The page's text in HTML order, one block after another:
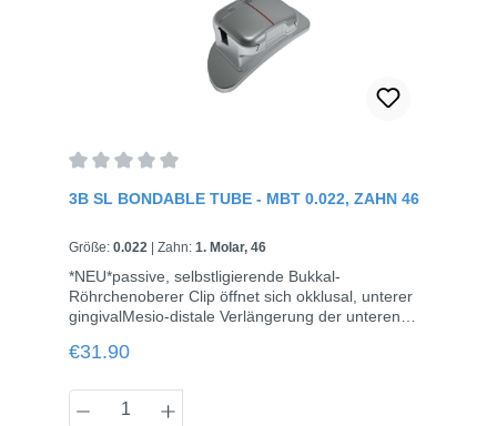
3B SL BONDABLE TUBE - MBT 0.022, ZAHN 46
Größe: 0.022 Zahn: 1. Molar, 46
*NEU*passive, selbstligierende Bukkal-
Röhrchenoberer Clip öffnet sich okklusal, unterer
gingivalMesio-distale Verlängerung der unteren
BisskonfliktenHäkchen weit entfernt vom
vermeidenPatentiertes Clip-Design für
reibungsloses FunktionierenMesh-Basis, flaches
Regular price:
€31.90
Product Quantity: Enter the desired